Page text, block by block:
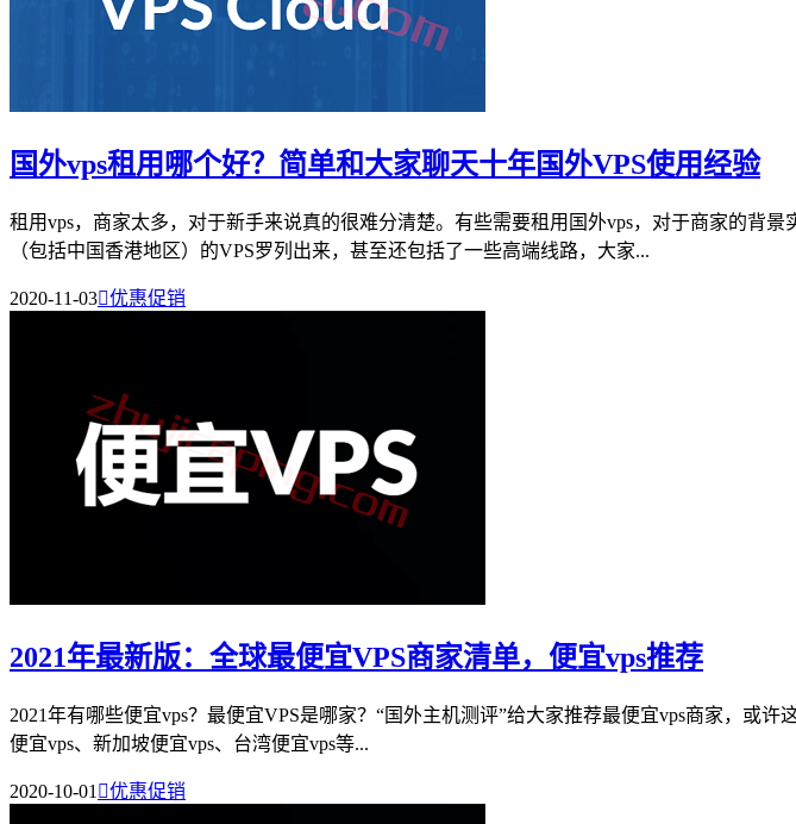
国外vps租用哪个好？简单和大家聊天十年国外VPS使用经验
租用vps，商家太多，对于新手来说真的很难分清楚。有些需要租用国外vps，对于商家的背
（包括中国香港地区）的VPS罗列出来，甚至还包括了一些高端线路，大家...
2020-11-03优惠促销
2021年最新版：全球最便宜VPS商家清单，便宜vps推荐
2021年有哪些便宜vps？最便宜VPS是哪家？“国外主机测评”给大家推荐最便宜vps商家，或
便宜vps、新加坡便宜vps、台湾便宜vps等...
2020-10-01 优惠促销